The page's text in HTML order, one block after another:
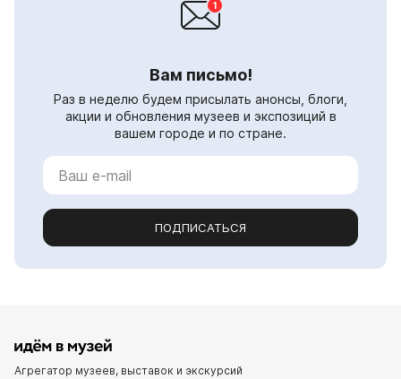
Вам письмо!
Раз в неделю будем присылать анонсы, блоги,
акции и обновления музеев и экспозиций в
вашем городе и по стране.
ПОДПИСАТЬСЯ
Агрегатор музеев, выставок и экскурсий